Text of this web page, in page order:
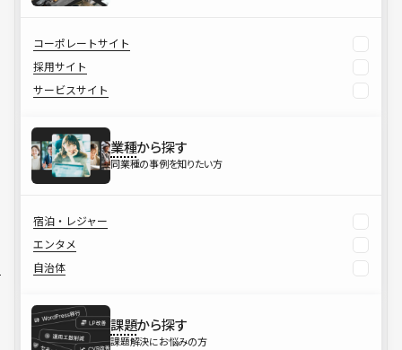
コーポレートサイト
採用サイト
サービスサイト
業種から探す
同業種の事例を知りたい方
宿泊・レジャー
エンタメ
自治体
課題から探す
課題解決にお悩みの方